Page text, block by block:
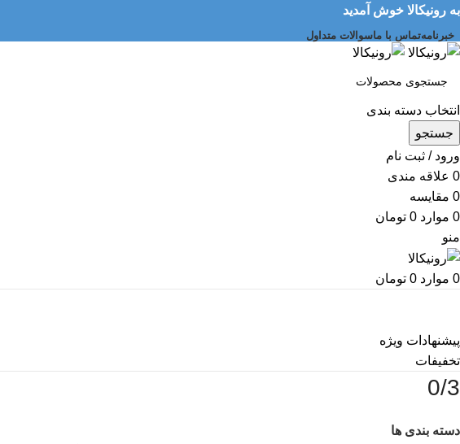
به رونیکالا خوش آمدید
خبرنامهتماس با ماسوالات متداول
انتخاب دسته بندی
جستجو
ورود / ثبت نام
0 علاقه مندی
0 مقایسه
0 موارد 0 تومان
منو
0 موارد 0 تومان
پیشنهادات ویژه
تخفیفات
0/3
دسته بندی ها